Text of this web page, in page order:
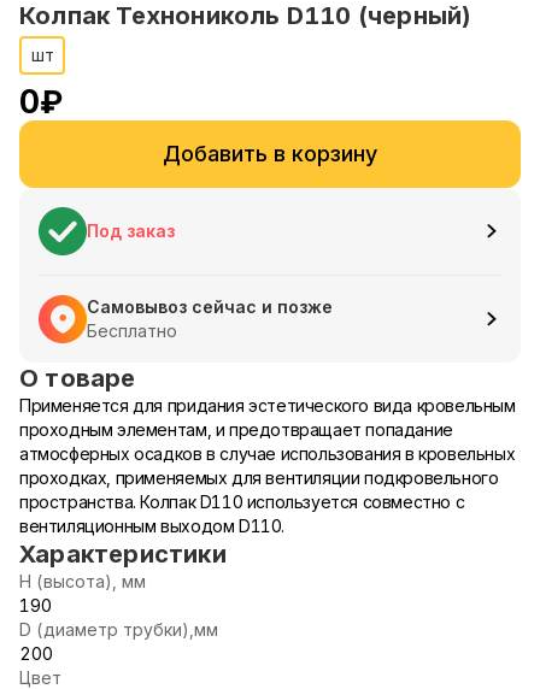
Колпак Технониколь D110 (черный)
шт
0₽
Добавить в корзину
Под заказ
Самовывоз сейчас и позже
Бесплатно
О товаре
Применяется для придания эстетического вида кровельным
проходным элементам, и предотвращает попадание
атмосферных осадков в случае использования в кровельных
проходках, применяемых для вентиляции подкровельного
пространства. Колпак D110 используется совместно с
вентиляционным выходом D110.
Характеристики
Н (высота), мм
190
D (диаметр трубки),мм
200
Цвет